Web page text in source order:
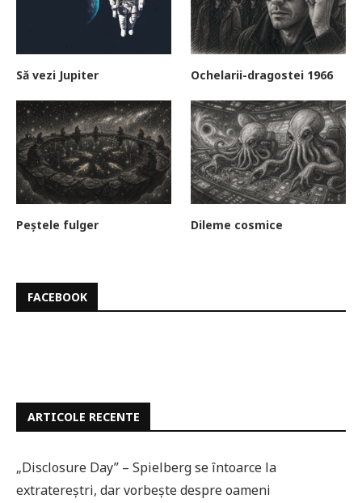
Să vezi Jupiter Ochelarii-dragostei 1966
Peștele fulger Dileme cosmice
FACEBOOK
ARTICOLE RECENTE
„Disclosure Day” – Spielberg se întoarce la
extratereștri, dar vorbește despre oameni